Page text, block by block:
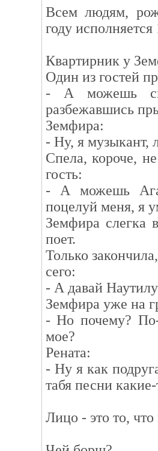
Всем людям,
году исполняется
Квартирник у
Один из гостей
- А можешь
разбежавшись
Земфира:
- Ну, я музыкант,
Спела, короче,
гость:
- А можешь
поцелуй меня, я
Земфира слегка
поет.
Только
сего:
- А давай
Земфира уже на
- Но почему?
мое?
Рената:
- Ну я как
табя песни
Лицо - это то,